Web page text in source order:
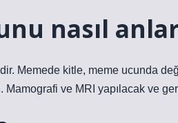
nasıl
Memede kitle, meme ucunda
ve MRI yapılacak ve